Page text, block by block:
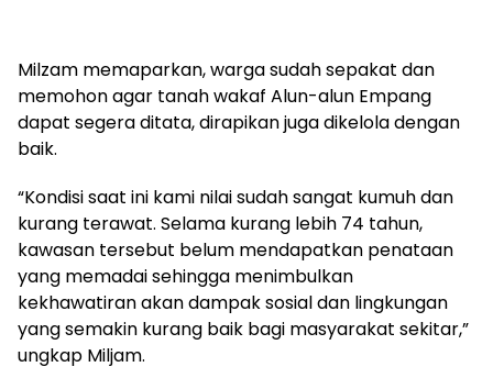
Milzam memaparkan, warga sudah sepakat dan
memohon agar tanah wakaf Alun-alun Empang
dapat segera ditata, dirapikan juga dikelola dengan
baik.
“Kondisi saat ini kami nilai sudah sangat kumuh dan
kurang terawat. Selama kurang lebih 74 tahun,
kawasan tersebut belum mendapatkan penataan
yang memadai sehingga menimbulkan
kekhawatiran akan dampak sosial dan lingkungan
yang semakin kurang baik bagi masyarakat sekitar,”
ungkap Miljam.